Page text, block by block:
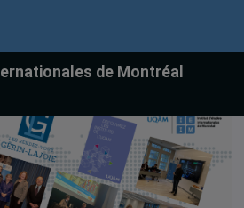
de Montréal